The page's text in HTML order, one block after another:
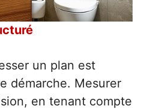
un plan est
démarche. Mesurer
en tenant compte